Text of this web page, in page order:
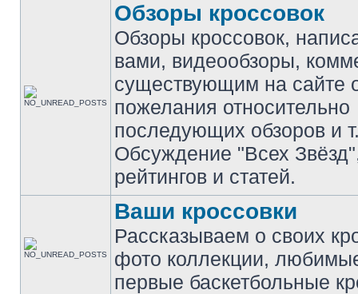
Обзоры кроссовок
Обзоры кроссовок,
вами, видеообзоры,
существующим на сайте
пожелания относительно
последующих обзоров и
Обсуждение "Всех
рейтингов и статей.
Ваши кроссовки
Рассказываем о своих
фото коллекции,
первые баскетбольные